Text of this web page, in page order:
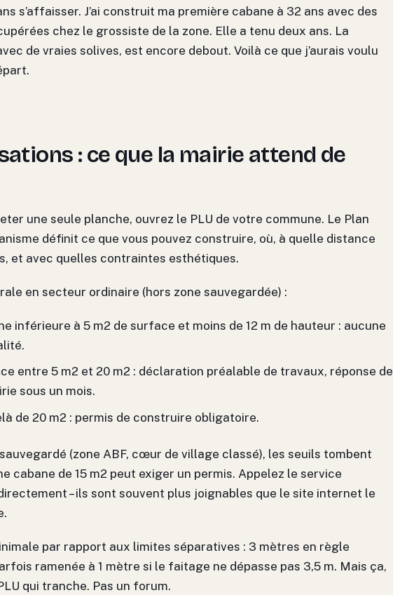
s’affaisser. J’ai construit ma première cabane à 32 ans avec des
chez le grossiste de la zone. Elle a tenu deux ans. La
de vraies solives, est encore debout. Voilà ce que j’aurais voulu
: ce que la mairie attend de
une seule planche, ouvrez le PLU de votre commune. Le Plan
définit ce que vous pouvez construire, où, à quelle distance
et avec quelles contraintes esthétiques.
en secteur ordinaire (hors zone sauvegardée) :
inférieure à 5 m2 de surface et moins de 12 m de hauteur : aucune
entre 5 m2 et 20 m2 : déclaration préalable de travaux, réponse de
sous un mois.
de 20 m2 : permis de construire obligatoire.
(zone ABF, cœur de village classé), les seuils tombent
cabane de 15 m2 peut exiger un permis. Appelez le service
– ils sont souvent plus joignables que le site internet le
par rapport aux limites séparatives : 3 mètres en règle
ramenée à 1 mètre si le faitage ne dépasse pas 3,5 m. Mais ça,
qui tranche. Pas un forum.